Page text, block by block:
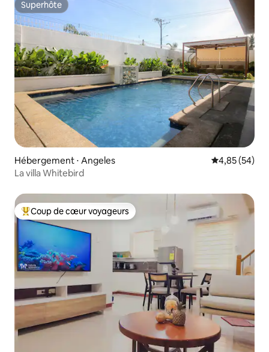
Superhôte
Superhôte
Hébergement ⋅ Angeles Évaluation
4,85 (54)
La villa Whitebird
Coups de cœur voyageurs les plus appréciés
Coup de cœur voyageurs